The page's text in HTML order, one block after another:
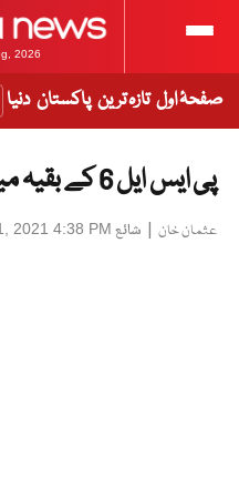
2026
صفحۂ اول تازہ ترین پاکستان دنیا
پی ایس ایل 6 کے بقیہ میچز جون میں ہوں گے
عثمان خان | شائع 2021 4:38 PM